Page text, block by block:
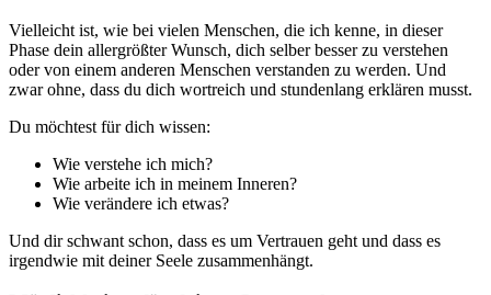
Vielleicht ist, wie bei vielen Menschen, die ich kenne, in dieser
Phase dein allergrößter Wunsch, dich selber besser zu verstehen
oder von einem anderen Menschen verstanden zu werden. Und
zwar ohne, dass du dich wortreich und stundenlang erklären musst.
Du möchtest für dich wissen:
Wie verstehe ich mich?
Wie arbeite ich in meinem Inneren?
Wie verändere ich etwas?
Und dir schwant schon, dass es um Vertrauen geht und dass es
irgendwie mit deiner Seele zusammenhängt.